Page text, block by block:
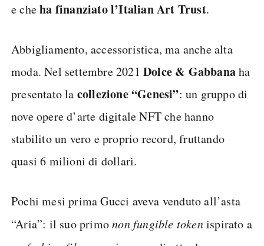
e cheha finanziato l’Italian Art Trust.
Abbigliamento, accessoristica, ma anche alta
moda. Nel settembre 2021 Dolce & Gabbanaha
presentato la collezione “Genesi”: un gruppo di
nove opere d’arte digitale NFT che hanno
stabilito un vero e proprio record, fruttando
quasi 6 milioni di dollari.
Pochi mesi prima Gucci aveva venduto all’asta
“Aria”: il suo primonon fungible tokenispirato a